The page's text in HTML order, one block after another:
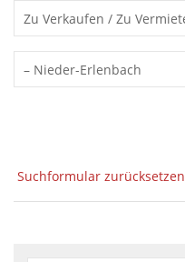
Suchformular zurücksetzen